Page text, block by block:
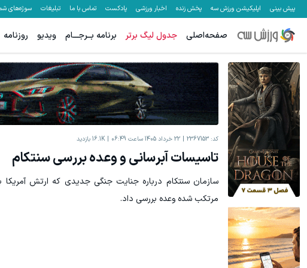
پیش بینی اپلیکیشن ورزش سه پخش زنده اخبار ورزشی پادکست تماس با ما تبلیغات سوژه‌های
صفحه‌اصلی جدول لیگ برتر برنامه بــرجـــام ویدیو روزنامه
کد: 2367153 22 خرداد 1405 ساعت 06:49 16.1K بازدید
تاسیسات آبرسانی و وعده بررسی سنتکام
سازمان سنتکام درباره جنایت جنگی جدیدی که ارتش آمریکا
مرتکب شده وعده بررسی داد.